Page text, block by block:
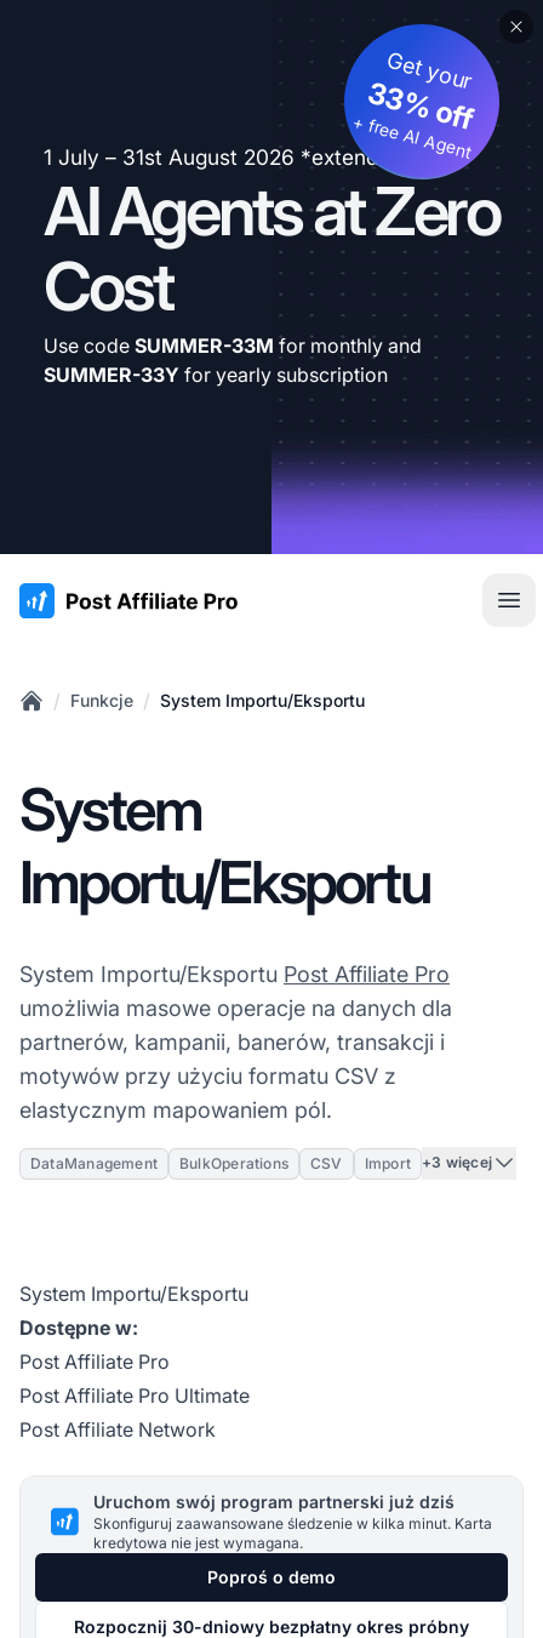
1 July – 31st August 2026 *extended
AI Agents at Zero
Cost
Get your
33% off
+ free AI Agent
Use code SUMMER-33M for monthly and
SUMMER-33Y for yearly subscription
:site.title
/ Funkcje / System Importu/Eksportu
System
Importu/Eksportu
System Importu/Eksportu Post Affiliate Pro
umożliwia masowe operacje na danych dla
partnerów, kampanii, banerów, transakcji i
motywów przy użyciu formatu CSV z
elastycznym mapowaniem pól.
DataManagement BulkOperations CSV Import +3 więcej
System Importu/Eksportu
Dostępne w:
Post Affiliate Pro
Post Affiliate Pro Ultimate
Post Affiliate Network
Uruchom swój program partnerski już dziś
Skonfiguruj zaawansowane śledzenie w kilka minut. Karta
kredytowa nie jest wymagana.
Poproś o demo
Rozpocznij 30-dniowy bezpłatny okres próbny